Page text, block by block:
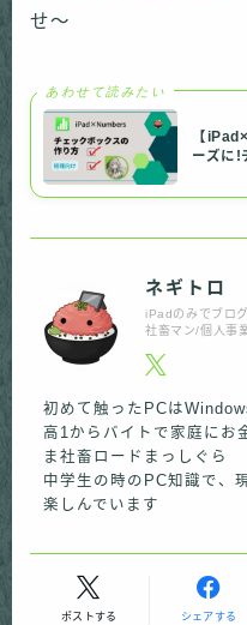
せ〜
あわせて読みたい
【
ーズに!
ネギトロ
iPadのみでブロ
社畜マン/個人事
初めて触ったPCは
高1からバイトで家庭にお
ま社畜ロードまっしぐら
中学生の時のPC知識で、
楽しんでいます
ポストする シェアする